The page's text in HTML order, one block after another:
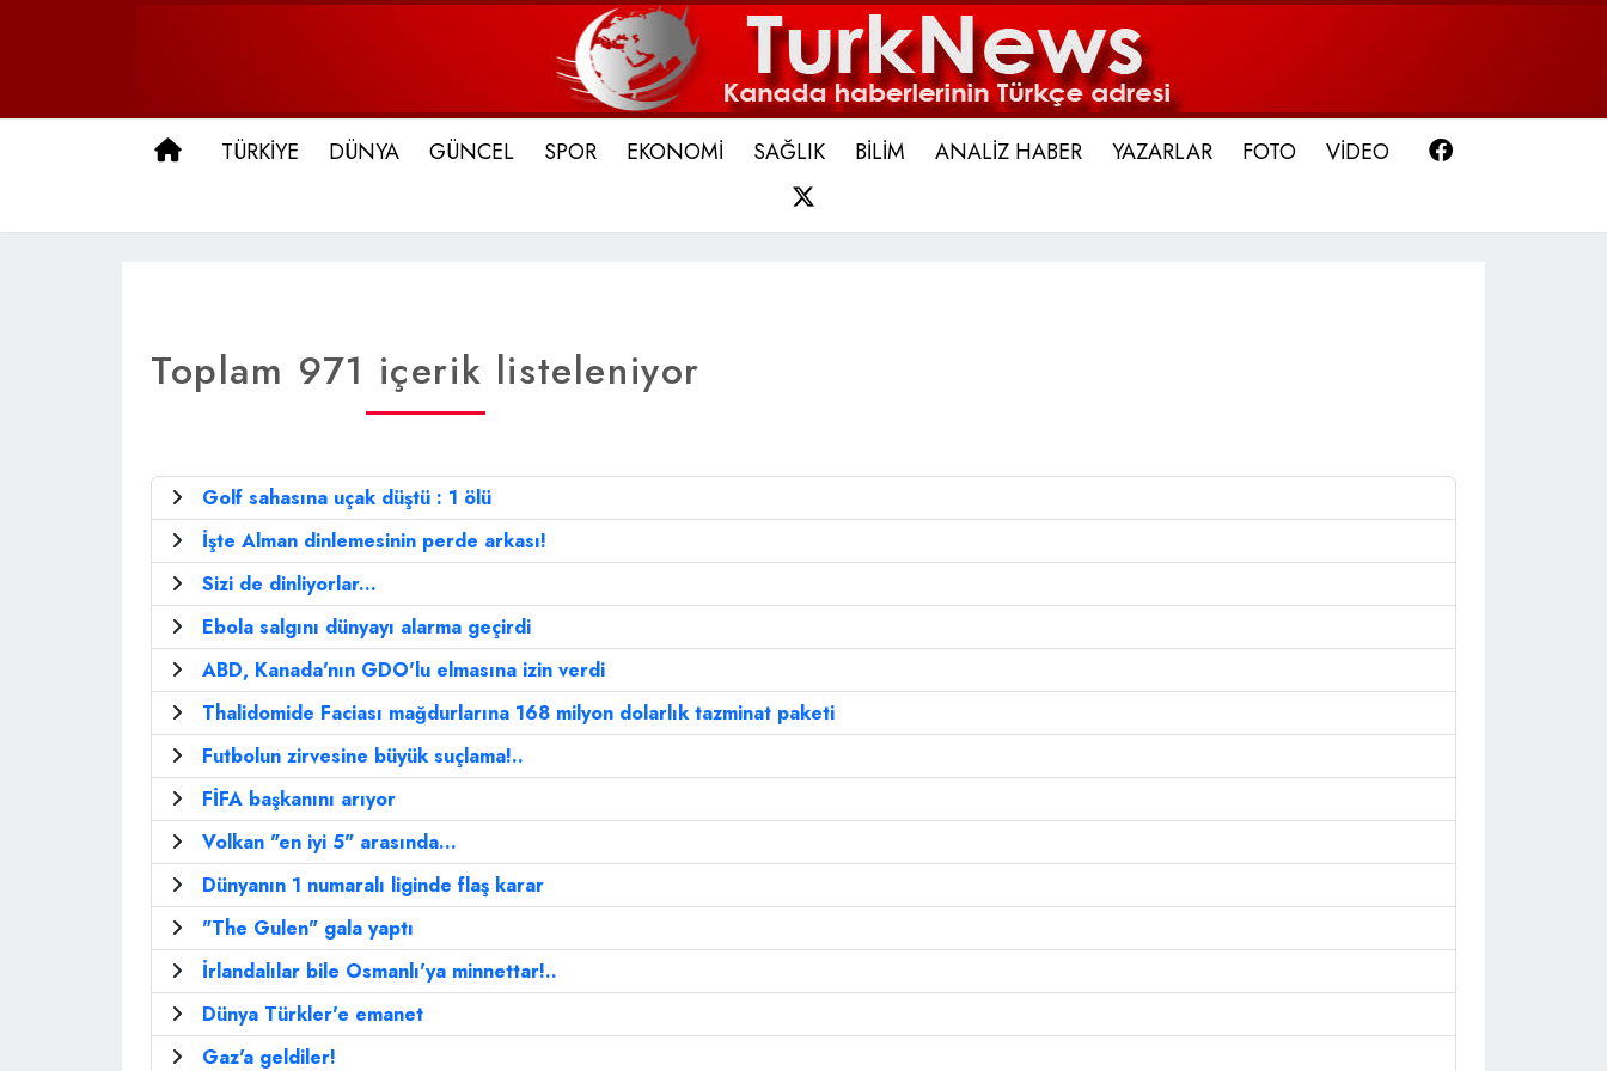
ANA SAYFA
TÜRKİYE DÜNYA GÜNCEL SPOR EKONOMİ SAĞLIK BİLİM ANALİZ HABER YAZARLAR FOTO VİDEO
Toplam 971 içerik listeleniyor
Golf sahasına uçak düştü : 1 ölü
İşte Alman dinlemesinin perde arkası!
Sizi de dinliyorlar...
Ebola salgını dünyayı alarma geçirdi
ABD, Kanada'nın GDO'lu elmasına izin verdi
Thalidomide Faciası mağdurlarına 168 milyon dolarlık tazminat paketi
Futbolun zirvesine büyük suçlama!..
FİFA başkanını arıyor
Volkan "en iyi 5" arasında...
Dünyanın 1 numaralı liginde flaş karar
"The Gulen" gala yaptı
İrlandalılar bile Osmanlı'ya minnettar!..
Dünya Türkler'e emanet
Gaz'a geldiler!